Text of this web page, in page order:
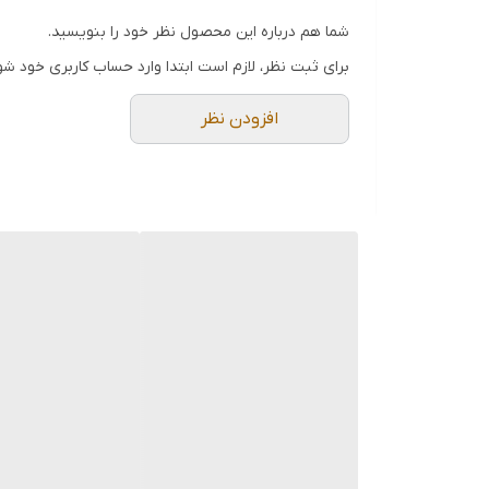
شما هم درباره این محصول نظر خود را بنویسید.
برای ثبت نظر، لازم است ابتدا وارد حساب کاربری خود
افزودن نظر